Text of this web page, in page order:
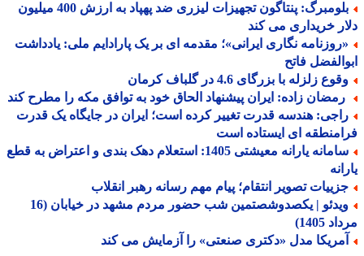
بلومبرگ: پنتاگون تجهیزات لیزری ضد پهپاد به ارزش 400 میلیون
خریداری می کند
نگاری ایرانی»؛ مقدمه ای بر یک پارادایم ملی: یادداشت
فاتح
زلزله با بزرگای 4.6 در گلباف کرمان
زاده: ایران پیشنهاد الحاق خود به توافق مکه را مطرح کند
هندسه قدرت تغییر کرده است؛ ایران در جایگاه یک قدرت
ای ایستاده است
سامانه یارانه معیشتی 1405: استعلام دهک بندی و اعتراض به قطع
تصویر انتقام؛ پیام مهم رسانه رهبر انقلاب
ویدئو | یکصدوشصتمین شب حضور مردم مشهد در خیابان (16
1405)
مدل «دکتری صنعتی» را آزمایش می کند